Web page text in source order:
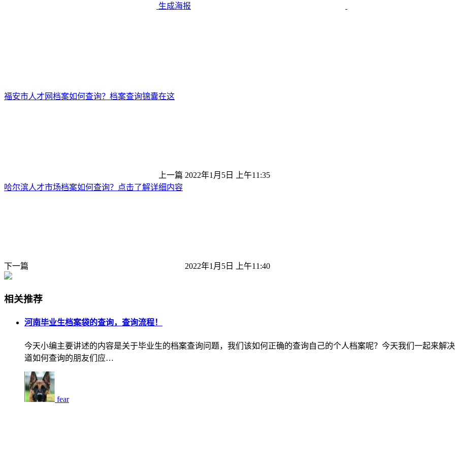
生成海报
福安市人才网档案如何查询？档案查询锦囊在这
上一篇 2022年1月5日 上午11:35
哈尔滨人才市场档案如何查询？点击了解详细内容
下一篇 2022年1月5日 上午11:40
相关推荐
河南毕业生档案袋的查询，查询流程！
今天小编主要讲述的内容是关于毕业生的档案查询问题，我们该如何正确的查询自己的个人档案呢？今天我们一起来解
道如何查询的朋友们应…
fear